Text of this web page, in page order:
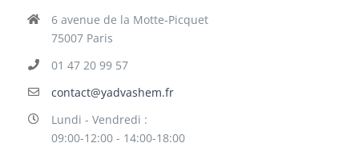
6 avenue de la Motte-Picquet
75007 Paris
01 47 20 99 57
contact@yadvashem.fr
Lundi - Vendredi :
09:00-12:00 - 14:00-18:00